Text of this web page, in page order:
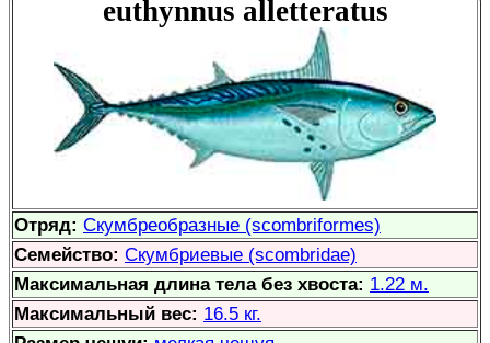
euthynnus alletteratus
Отряд: Скумбреобразные (scombriformes)
Семейство: Скумбриевые (scombridae)
Максимальная длина тела без хвоста: 1.22 м.
Максимальный вес: 16.5 кг.